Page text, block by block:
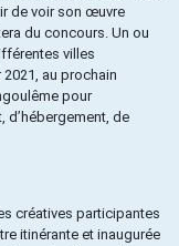
de voir son œuvre
du concours. Un ou
villes
au prochain
pour
d’hébergement, de
créatives participantes
itinérante et inaugurée